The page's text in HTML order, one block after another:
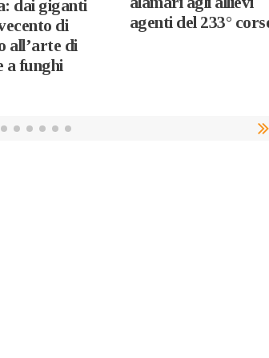
dai giganti
di
all’arte di
a funghi
agenti del 233°